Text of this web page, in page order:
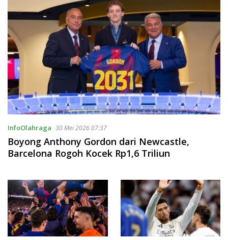
InfoOlahraga 30 Mei 2026 07:37
Boyong Anthony Gordon dari Newcastle,
Barcelona Rogoh Kocek Rp1,6 Triliun